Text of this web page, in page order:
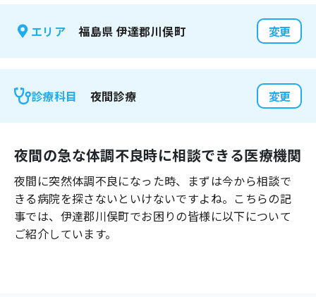
感染症
よくあるご質問
エリア 福島県 伊達郡川俣町 変更
診療科目 夜間診療 変更
夜間の急な体調不良時に相談できる医療機関
夜間に突然体調不良になった時、まずは今から相談で
きる病院を探さないといけないですよね。こちらの記
事では、 伊達郡川俣町でお困りの皆様に以下について
ご紹介しています。